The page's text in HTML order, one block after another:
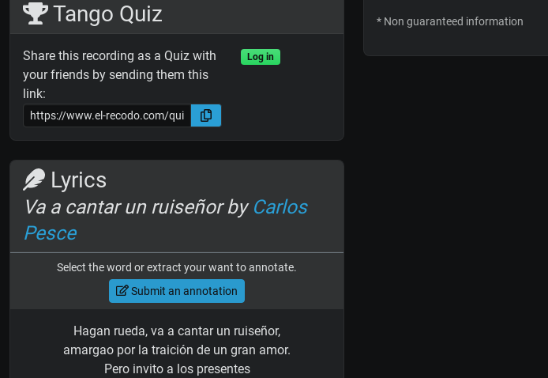
Tango Quiz
Share this recording as a Quiz with
your friends by sending them this
link:
Log in
Lyrics
Va a cantar un ruiseñor by Carlos
Pesce
Select the word or extract your want to annotate.
Submit an annotation
Hagan rueda, va a cantar un ruiseñor,
amargao por la traición de un gran amor.
Pero invito a los presentes
* Non guaranteed information